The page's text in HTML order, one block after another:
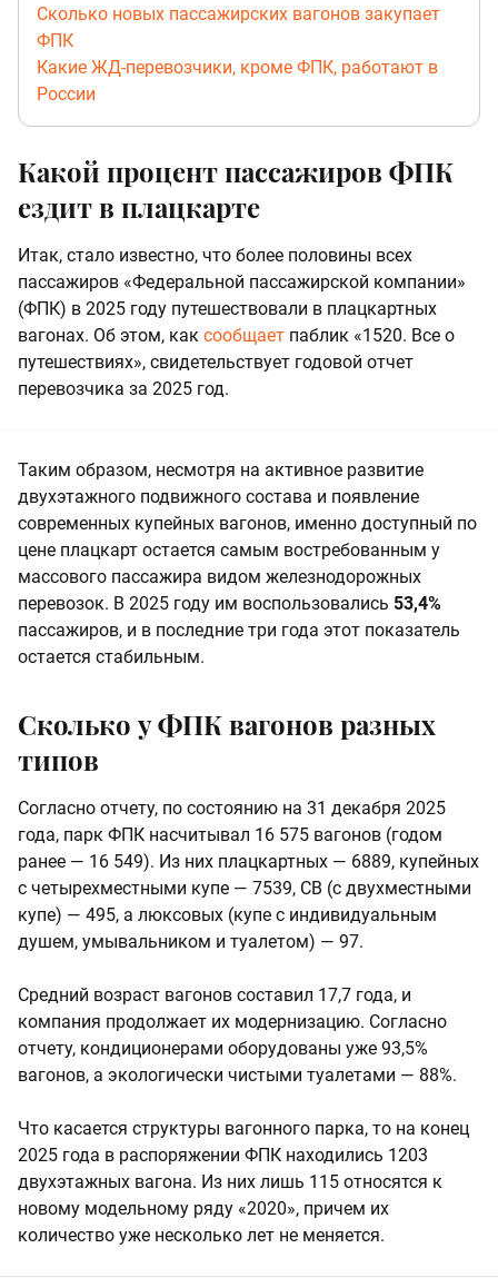
Сколько новых пассажирских вагонов закупает
ФПК
Какие ЖД-перевозчики, кроме ФПК, работают в
России
Какой процент пассажиров ФПК
ездит в плацкарте
Итак, стало известно, что более половины всех
пассажиров «Федеральной пассажирской компании»
(ФПК) в 2025 году путешествовали в плацкартных
вагонах. Об этом, как сообщает паблик «1520. Все о
путешествиях», свидетельствует годовой отчет
перевозчика за 2025 год.
Таким образом, несмотря на активное развитие
двухэтажного подвижного состава и появление
современных купейных вагонов, именно доступный по
цене плацкарт остается самым востребованным у
массового пассажира видом железнодорожных
перевозок. В 2025 году им воспользовались 53,4%
пассажиров, и в последние три года этот показатель
остается стабильным.
Сколько у ФПК вагонов разных
типов
Согласно отчету, по состоянию на 31 декабря 2025
года, парк ФПК насчитывал 16 575 вагонов (годом
ранее — 16 549). Из них плацкартных — 6889, купейных
с четырехместными купе — 7539, СВ (с двухместными
купе) — 495, а люксовых (купе с индивидуальным
душем, умывальником и туалетом) — 97.
Средний возраст вагонов составил 17,7 года, и
компания продолжает их модернизацию. Согласно
отчету, кондиционерами оборудованы уже 93,5%
вагонов, а экологически чистыми туалетами — 88%.
Что касается структуры вагонного парка, то на конец
2025 года в распоряжении ФПК находились 1203
двухэтажных вагона. Из них лишь 115 относятся к
новому модельному ряду «2020», причем их
количество уже несколько лет не меняется.